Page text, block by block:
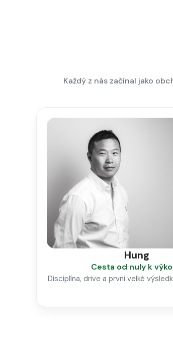
Každý z nás začínal jako
Hung
Cesta od nuly k
Disciplína, drive a první velké